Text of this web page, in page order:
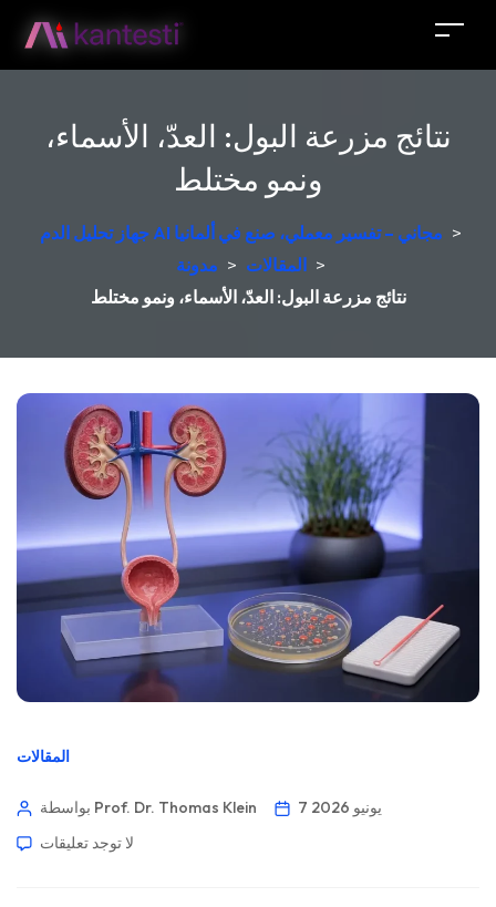
نتائج مزرعة البول: العدّ، الأسماء،
ونمو مختلط
جهاز تحليل الدم AI مجاني – تفسير معملي، صنع في ألمانيا >
مدونة > المقالات >
نتائج مزرعة البول: العدّ، الأسماء، ونمو مختلط
المقالات
بواسطة Prof. Dr. Thomas Klein
7 يونيو 2026
لا توجد تعليقات